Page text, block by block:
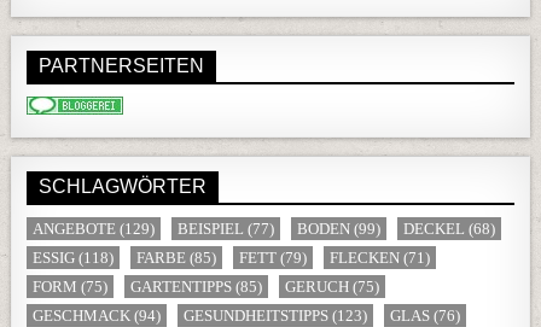
PARTNERSEITEN
SCHLAGWÖRTER
ANGEBOTE (129) BEISPIEL (77) BODEN (99) DECKEL (68)
ESSIG (118) FARBE (85) FETT (79) FLECKEN (71)
FORM (75) GARTENTIPPS (85) GERUCH (75)
GESCHMACK (94) GESUNDHEITSTIPPS (123) GLAS (76)